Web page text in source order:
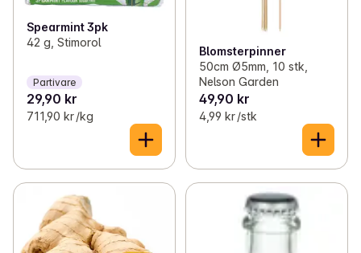
Spearmint 3pk
42 g, Stimorol
Partivare
29,90 kr
711,90 kr /kg
Blomsterpinner
50cm Ø5mm, 10 stk,
Nelson Garden
49,90 kr
4,99 kr /stk